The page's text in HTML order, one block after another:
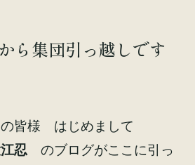
ら集団引っ越しです
の皆様 はじめまして
忍 のブログがここに引っ